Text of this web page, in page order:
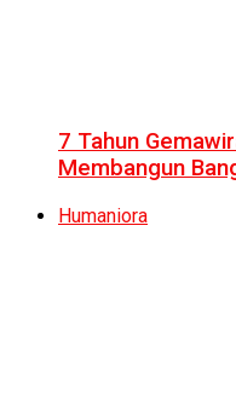
7 Tahun
Membangun
Humaniora